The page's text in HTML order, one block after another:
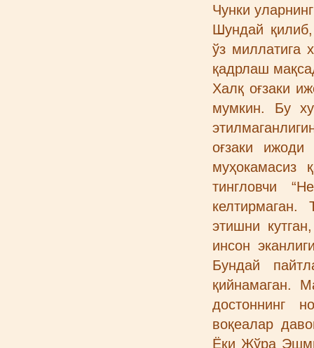
Чунки
Шундай
ўз миллатига
қадрлаш
Халқ оғзаки
мумкин. Бу
оғзаки ижоди
муҳокамасиз
тингловчи
этишни
инсон
Бундай
қийнамаган.
достоннинг
воқеалар
Ёки Жўра